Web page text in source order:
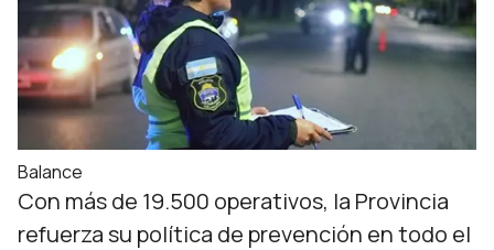
Balance
Con más de 19.500 operativos, la Provincia
refuerza su política de prevención en todo el